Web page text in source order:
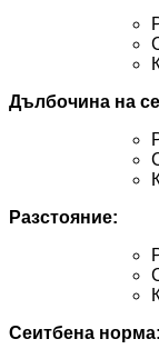
Дълбочина на
Разстояние:
Сеитбена норма: